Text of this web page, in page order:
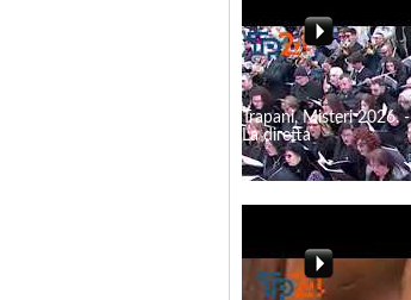
Trapani, Misteri 2026. -
La diretta